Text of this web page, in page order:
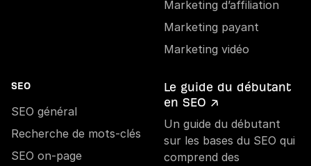
Marketing d’affiliation
Marketing payant
Marketing vidéo
SEO
SEO général
Recherche de mots-clés
SEO on-page
Le guide du débutant
en SEO ↗
Un guide du débutant
sur les bases du SEO qui
comprend des